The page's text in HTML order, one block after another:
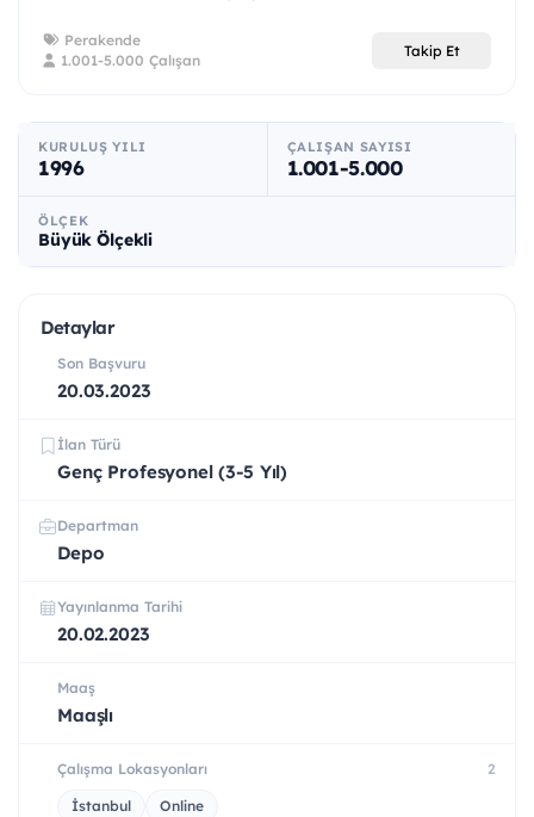
Perakende
1.001-5.000 Çalışan
Takip Et
KURULUŞ YILI
1996
ÇALIŞAN SAYISI
1.001-5.000
ÖLÇEK
Büyük Ölçekli
Detaylar
Son Başvuru
20.03.2023
İlan Türü
Genç Profesyonel (3-5 Yıl)
Departman
Depo
Yayınlanma Tarihi
20.02.2023
Maaş
Maaşlı
Çalışma Lokasyonları 2
İstanbul Online